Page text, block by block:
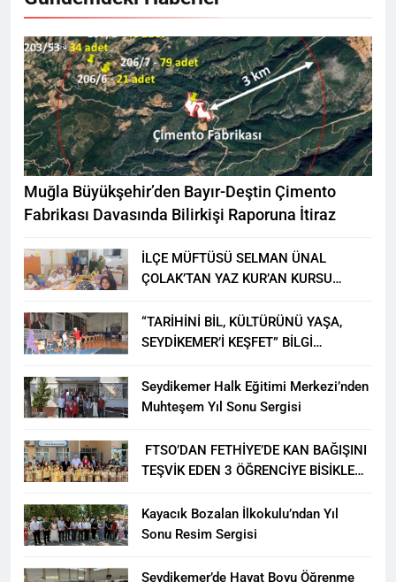
Muğla Büyükşehir’den Bayır-Deştin Çimento
Fabrikası Davasında Bilirkişi Raporuna İtiraz
İLÇE MÜFTÜSÜ SELMAN ÜNAL
ÇOLAK’TAN YAZ KUR’AN KURSU
“TARİHİNİ BİL, KÜLTÜRÜNÜ YAŞA,
SEYDİKEMER’İ KEŞFET” BİLGİ
Seydikemer Halk Eğitimi Merkezi’nden
Muhteşem Yıl Sonu Sergisi
FTSO’DAN FETHİYE’DE KAN BAĞIŞINI
TEŞVİK EDEN 3 ÖĞRENCİYE BİSİKLET
Kayacık Bozalan İlkokulu’ndan Yıl
Sonu Resim Sergisi
Seydikemer’de Hayat Boyu Öğrenme